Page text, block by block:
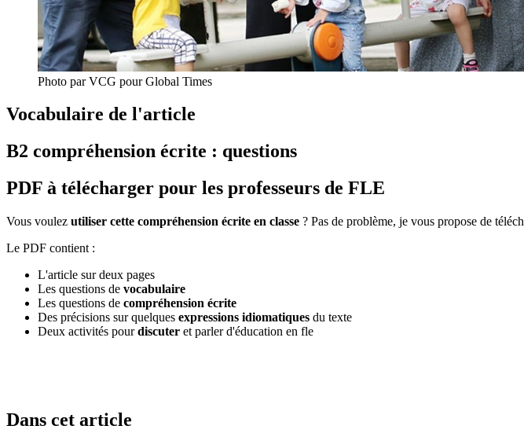
Photo par VCG pour Global Times
Vocabulaire de l'article
B2 compréhension écrite : questions
PDF à télécharger pour les professeurs de FLE
Vous voulez utiliser cette compréhension écrite en classe ? Pas de problème, je vous propose de
Le PDF contient :
L'article sur deux pages
Les questions de vocabulaire
Les questions de compréhension écrite
Des précisions sur quelques expressions idiomatiques du texte
Deux activités pourdiscuter et parler d'éducation en fle
Dans cet article